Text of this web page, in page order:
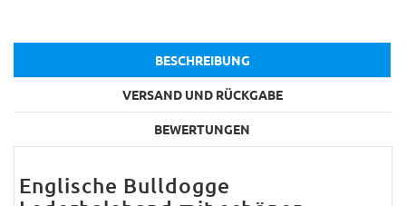
BESCHREIBUNG
VERSAND UND RÜCKGABE
BEWERTUNGEN
Englische Bulldogge